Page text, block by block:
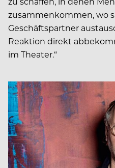
zusammenkommen, wo
Geschäftspartner
Reaktion direkt
im Theater.“